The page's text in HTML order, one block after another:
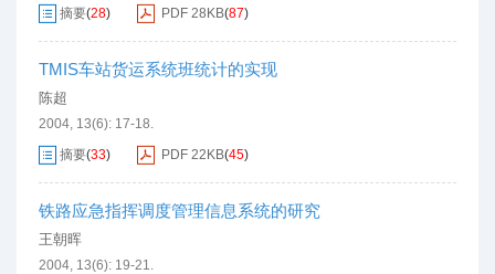
摘要(28) PDF 28KB(87)
TMIS车站货运系统班统计的实现
陈超
2004, 13(6): 17-18.
摘要(33) PDF 22KB(45)
铁路应急指挥调度管理信息系统的研究
王朝晖
2004, 13(6): 19-21.